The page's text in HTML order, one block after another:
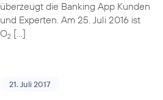
überzeugt die Banking App Kunden
und Experten. Am 25. Juli 2016 ist
O2[…]
21. Juli 2017